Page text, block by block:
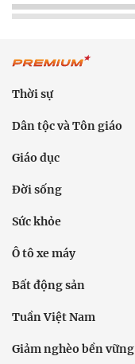
Thời sự
Dân tộc và Tôn giáo
Giáo dục
Đời sống
Sức khỏe
Ô tô xe máy
Bất động sản
Tuần Việt Nam
Giảm nghèo bền vững